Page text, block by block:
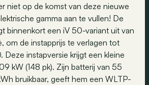
niet op de komst van deze nieuwe
gamma aan te vullen! De
binnenkort een iV 50-variant uit van
om de instapprijs te verlagen tot
instapversie krijgt een kleine
kW (148 pk). Zijn batterij van 55
bruikbaar, geeft hem een WLTP-